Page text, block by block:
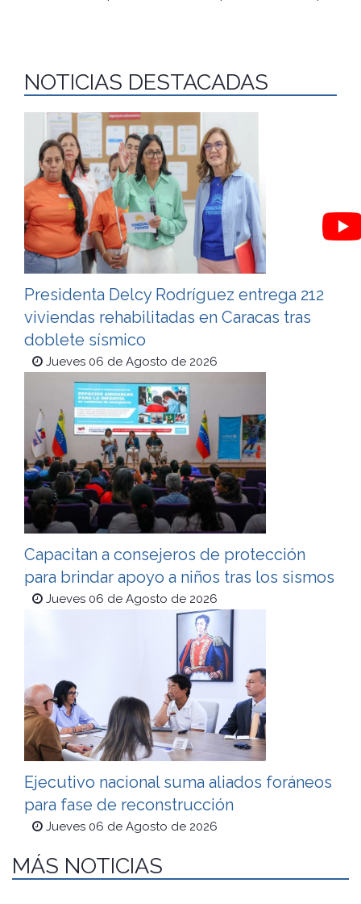
NOTICIAS DESTACADAS
Presidenta Delcy Rodríguez entrega 212
viviendas rehabilitadas en Caracas tras
doblete sísmico
Jueves 06 de Agosto de 2026
Capacitan a consejeros de protección
para brindar apoyo a niños tras los sismos
Jueves 06 de Agosto de 2026
Ejecutivo nacional suma aliados foráneos
para fase de reconstrucción
Jueves 06 de Agosto de 2026
MÁS NOTICIAS